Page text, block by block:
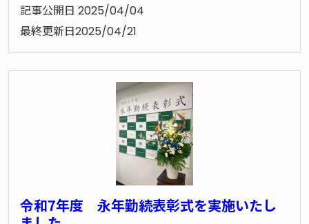
記事公開日 2025/04/04
最終更新日2025/04/21
令和7年度 永年勤続表彰式を実施いたし